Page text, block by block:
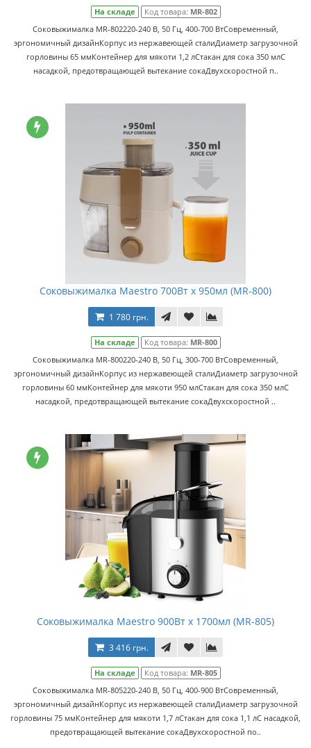
На складе Код товара: MR-802
Соковыжималка MR-802220-240 В, 50 Гц, 400-700 ВтСовременный,
эргономичный дизайнКорпус из нержавеющей сталиДиаметр загрузочной
горловины 65 ммКонтейнер для мякоти 1,2 лСтакан для сока 350 млС
насадкой, предотвращающей вытекание сокаДвухскоростной п..
Соковыжималка Maestro 700Вт x 950мл (MR-800)
1 780 грн.
На складе Код товара: MR-800
Соковыжималка MR-800220-240 В, 50 Гц, 300-700 ВтСовременный,
эргономичный дизайнКорпус из нержавеющей сталиДиаметр загрузочной
горловины 60 ммКонтейнер для мякоти 950 млСтакан для сока 350 млС
насадкой, предотвращающей вытекание сокаДвухскоростной ..
Соковыжималка Maestro 900Вт x 1700мл (MR-805)
3 416 грн.
На складе Код товара: MR-805
Соковыжималка MR-805220-240 В, 50 Гц, 400-900 ВтСовременный,
эргономичный дизайнКорпус из нержавеющей сталиДиаметр загрузочной
горловины 75 ммКонтейнер для мякоти 1,7 лСтакан для сока 1,1 лС насадкой,
предотвращающей вытекание сокаДвухскоростной по..